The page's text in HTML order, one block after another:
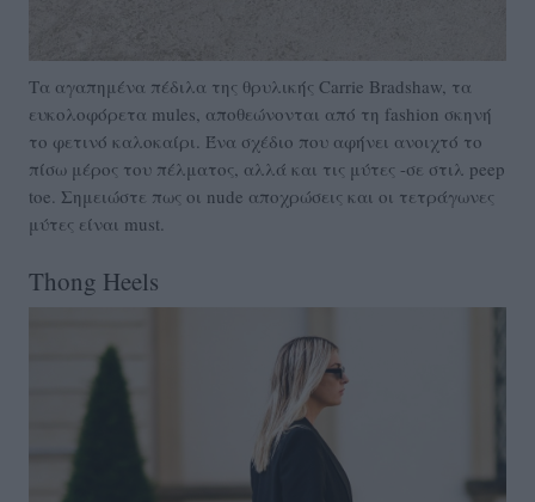
Τα αγαπημένα πέδιλα της θρυλικής Carrie Bradshaw, τα
ευκολοφόρετα mules, αποθεώνονται από τη fashion σκηνή
το φετινό καλοκαίρι. Ένα σχέδιο που αφήνει ανοιχτό το
πίσω μέρος του πέλματος, αλλά και τις μύτες -σε στιλ peep
toe. Σημειώστε πως οι nude αποχρώσεις και οι τετράγωνες
μύτες είναι must.
Thong Heels